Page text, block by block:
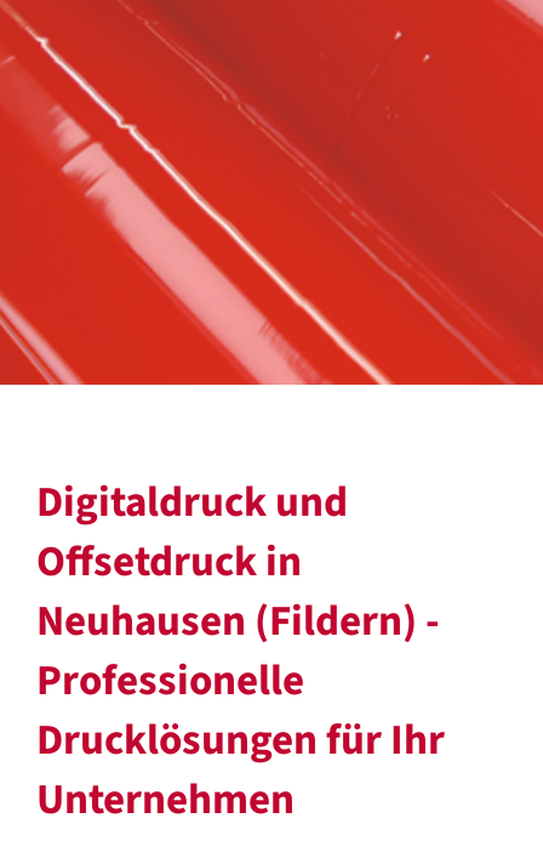
Digitaldruck und
Offsetdruck in
Neuhausen (Fildern) -
Professionelle
Drucklösungen für Ihr
Unternehmen